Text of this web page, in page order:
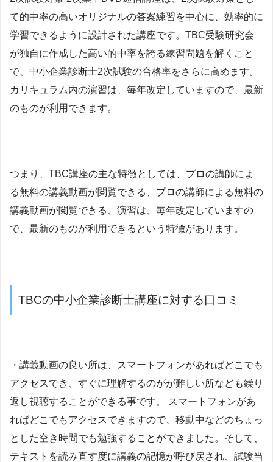
て的中率の高いオリジナルの答案練習を中心に、効率的に
学習できるように設計された講座です。TBC受験研究会
が独自に作成した高い的中率を誇る練習問題を解くこと
で、中小企業診断士2次試験の合格率をさらに高めます。
カリキュラム内の演習は、毎年改定していますので、最新
のものが利用できます。
つまり、TBC講座の主な特徴としては、プロの講師によ
る無料の講義動画が閲覧できる、プロの講師による無料の
講義動画が閲覧できる、演習は、毎年改定していますの
で、最新のものが利用できるという特徴があります。
TBCの中小企業診断士講座に対する口コミ
・講義動画の良い所は、スマートフォンがあればどこでも
アクセスでき、すぐに理解するのがが難しい所なども繰り
返し視聴することができる事です。 スマートフォンがあ
ればどこでもアクセスできますので、移動中などのちょっ
とした空き時間でも勉強することができました。そして、
テキストを読み直す度に講義の記憶が呼び戻され、試験当